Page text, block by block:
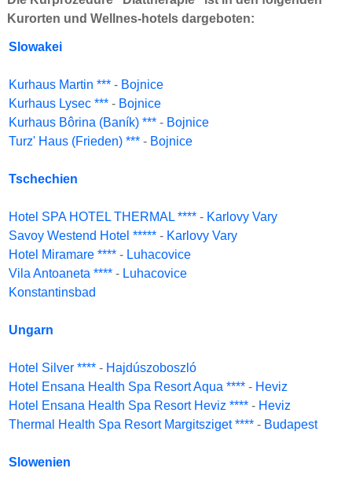
Kurorten und Wellnes-hotels dargeboten:
Slowakei
Kurhaus Martin *** - Bojnice
Kurhaus Lysec *** - Bojnice
Kurhaus Bôrina (Baník) *** - Bojnice
Turz' Haus (Frieden) *** - Bojnice
Tschechien
Hotel SPA HOTEL THERMAL **** - Karlovy Vary
Savoy Westend Hotel ***** - Karlovy Vary
Hotel Miramare **** - Luhacovice
Vila Antoaneta **** - Luhacovice
Konstantinsbad
Ungarn
Hotel Silver **** - Hajdúszoboszló
Hotel Ensana Health Spa Resort Aqua **** - Heviz
Hotel Ensana Health Spa Resort Heviz **** - Heviz
Thermal Health Spa Resort Margitsziget **** - Budapest
Slowenien